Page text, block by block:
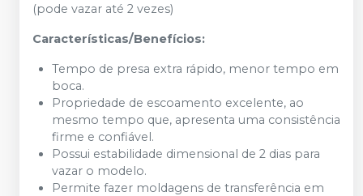
(pode vazar até 2 vezes)
Características/Benefícios:
Tempo de presa extra rápido, menor tempo em
boca.
Propriedade de escoamento excelente, ao
mesmo tempo que, apresenta uma consistência
firme e confiável.
Possui estabilidade dimensional de 2 dias para
vazar o modelo.
Permite fazer moldagens de transferência em